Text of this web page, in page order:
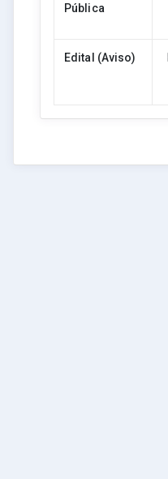
Pública
Edital (Aviso)